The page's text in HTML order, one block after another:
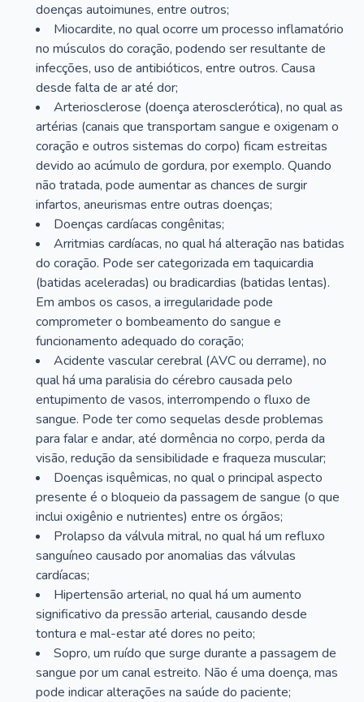
doenças autoimunes, entre outros;
Miocardite, no qual ocorre um processo inflamatório
no músculos do coração, podendo ser resultante de
infecções, uso de antibióticos, entre outros. Causa
desde falta de ar até dor;
Arteriosclerose (doença aterosclerótica), no qual as
artérias (canais que transportam sangue e oxigenam o
coração e outros sistemas do corpo) ficam estreitas
devido ao acúmulo de gordura, por exemplo. Quando
não tratada, pode aumentar as chances de surgir
infartos, aneurismas entre outras doenças;
Doenças cardíacas congênitas;
Arritmias cardíacas, no qual há alteração nas batidas
do coração. Pode ser categorizada em taquicardia
(batidas aceleradas) ou bradicardias (batidas lentas).
Em ambos os casos, a irregularidade pode
comprometer o bombeamento do sangue e
funcionamento adequado do coração;
Acidente vascular cerebral (AVC ou derrame), no
qual há uma paralisia do cérebro causada pelo
entupimento de vasos, interrompendo o fluxo de
sangue. Pode ter como sequelas desde problemas
para falar e andar, até dormência no corpo, perda da
visão, redução da sensibilidade e fraqueza muscular;
Doenças isquêmicas, no qual o principal aspecto
presente é o bloqueio da passagem de sangue (o que
inclui oxigênio e nutrientes) entre os órgãos;
Prolapso da válvula mitral, no qual há um refluxo
sanguíneo causado por anomalias das válvulas
cardíacas;
Hipertensão arterial, no qual há um aumento
significativo da pressão arterial, causando desde
tontura e mal-estar até dores no peito;
Sopro, um ruído que surge durante a passagem de
sangue por um canal estreito. Não é uma doença, mas
pode indicar alterações na saúde do paciente;